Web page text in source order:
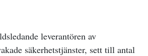
leverantören av
säkerhetstjänster, sett till antal